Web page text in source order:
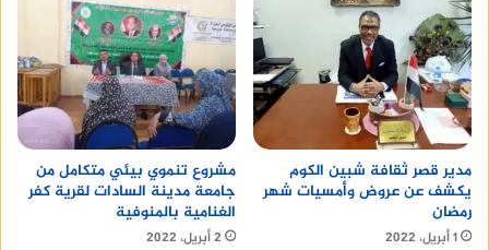
مدير قصر ثقافة شبين الكوم
يكشف عن عروض وأمسيات شهر
رمضان
1 أبريل، 2022
مشروع تنموي بيئي متكامل من
جامعة مدينة السادات لقرية كفر
الغنامية بالمنوفية
2 أبريل، 2022